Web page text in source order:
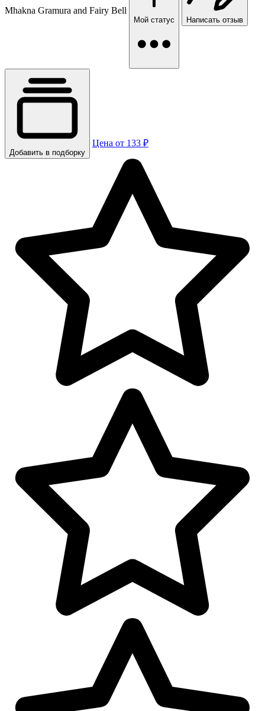
Mhakna Gramura and Fairy Bell
Мой статус Написать отзыв
Добавить в подборку
Цена от 133 ₽